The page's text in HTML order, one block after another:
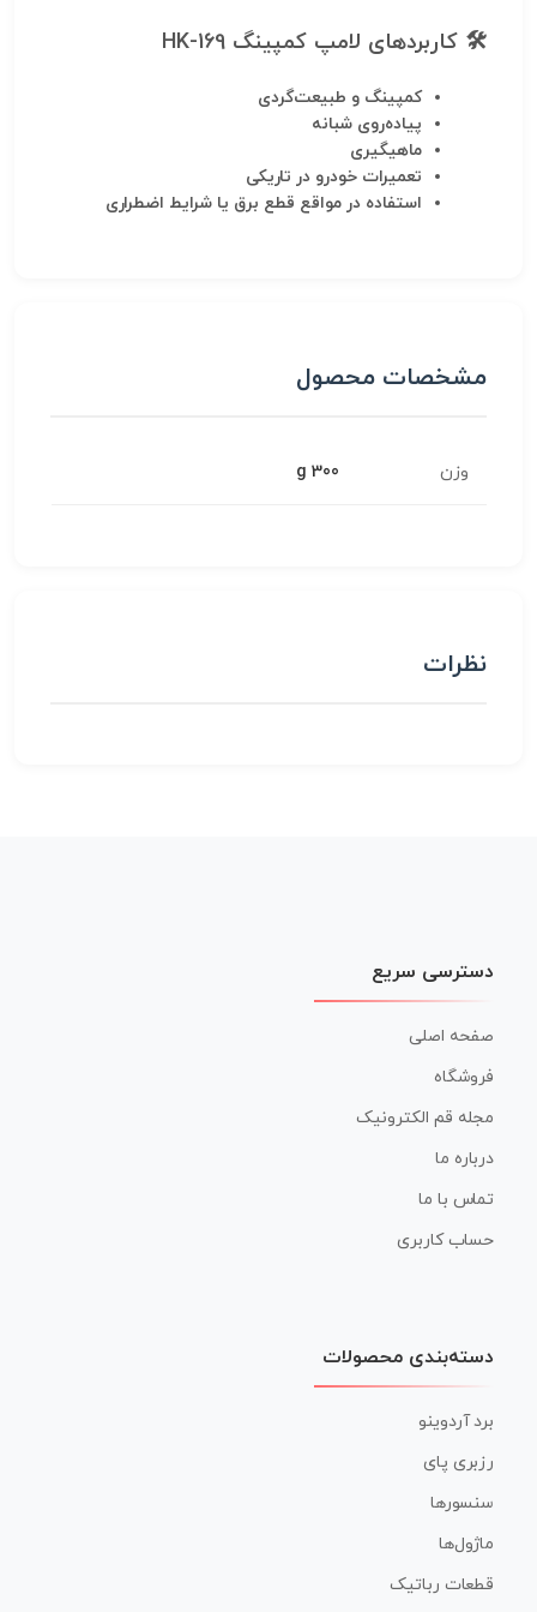
🛠کاربردهای لامپ کمپینگ HK-169
کمپینگ و طبیعت‌گردی
پیاده‌روی شبانه
ماهیگیری
تعمیرات خودرو در تاریکی
استفاده در مواقع قطع برق یا شرایط اضطراری
مشخصات محصول
وزن 300 g
نظرات
دسترسی سریع
صفحه اصلی
فروشگاه
مجله قم الکترونیک
درباره ما
تماس با ما
حساب کاربری
دسته‌بندی محصولات
برد آردوینو
رزبری پای
سنسورها
ماژول‌ها
قطعات رباتیک